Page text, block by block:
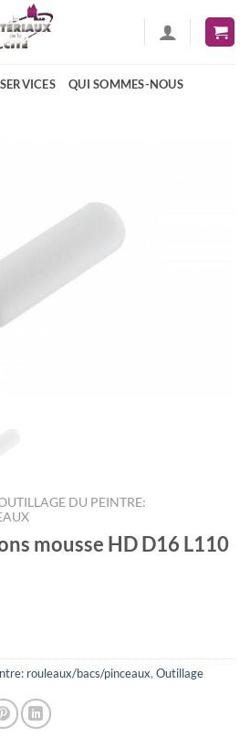
QUI SOMMES-NOUS
DU PEINTRE:
mousse HD D16 L110
rouleaux/bacs/pinceaux, Outillage